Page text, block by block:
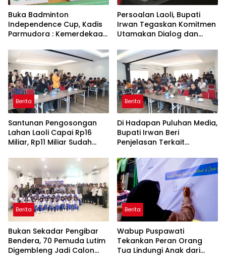
Buka Badminton
Independence Cup, Kadis
Parmudora : Kemerdekaan
Prestasi
Persoalan Laoli, Bupati
Irwan Tegaskan Komitmen
Utamakan Dialog dan
Berita
Santunan Pengosongan
Lahan Laoli Capai Rp16
Miliar, Rp11 Miliar Sudah
Berita
Di Hadapan Puluhan Media,
Bupati Irwan Beri
Penjelasan Terkait
Berita
‎Bukan Sekadar Pengibar
Bendera, 70 Pemuda Lutim
Digembleng Jadi Calon
Berita
Wabup Puspawati
Tekankan Peran Orang
Tua Lindungi Anak dari